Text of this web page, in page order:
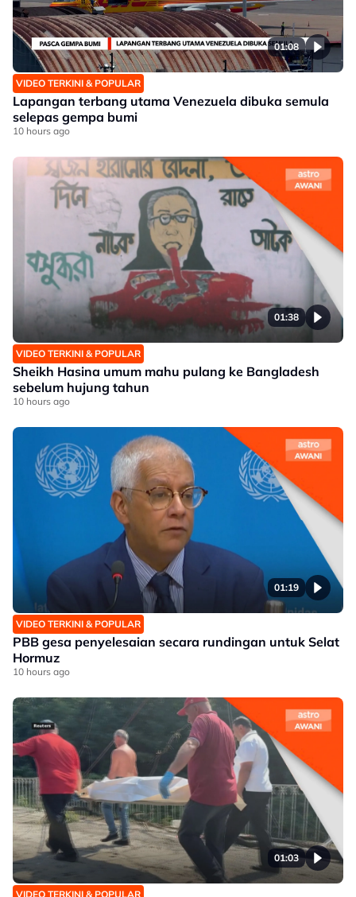
01:08
VIDEO TERKINI & POPULAR
Lapangan terbang utama Venezuela dibuka semula
selepas gempa bumi
10 hours ago
01:38
VIDEO TERKINI & POPULAR
Sheikh Hasina umum mahu pulang ke Bangladesh
sebelum hujung tahun
10 hours ago
01:19
VIDEO TERKINI & POPULAR
PBB gesa penyelesaian secara rundingan untuk Selat
Hormuz
10 hours ago
01:03
VIDEO TERKINI & POPULAR